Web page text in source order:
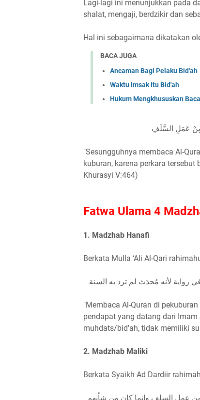
Lagi-lagi ini menunjukkan pada
shalat, mengaji, berdzikir dan
Hal ini sebagaimana dikatakan
BACA JUGA
Ancaman Bagi Pelaku Bid'ah
Waktu Imsak Itu Bid'ah
Hukum Mengkhususkan
مِنْ عَمَلِ السَّلَفِ
"Sesungguhnya membaca Al-
kuburan, karena perkara
Khurasyi V:464)
Fatwa Ulama 4
1. Madzhab Hanafi
Berkata Mulla ‘Ali Al-Qari
رواية لأنه مُحدَث لم ترد به السنة
"Membaca Al-Quran di
pendapat yang datang dari
muhdats/bid'ah, tidak memiliki
2. Madzhab Maliki
Berkata Syaikh Ad Dardiir
عمل السلف وإنما كان من شأنهم